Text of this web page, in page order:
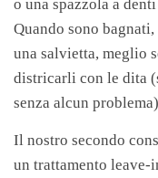
o una spazzola a
Quando sono
una salvietta, meglio
districarli con le dita
senza alcun
Il nostro secondo
un trattamento